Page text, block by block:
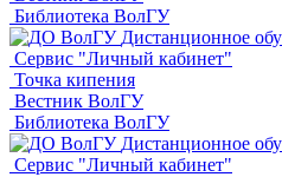
Библиотека ВолГУ
Дистанционное
Сервис "Личный кабинет"
Точка кипения
Вестник ВолГУ
Библиотека ВолГУ
Дистанционное
Сервис "Личный кабинет"